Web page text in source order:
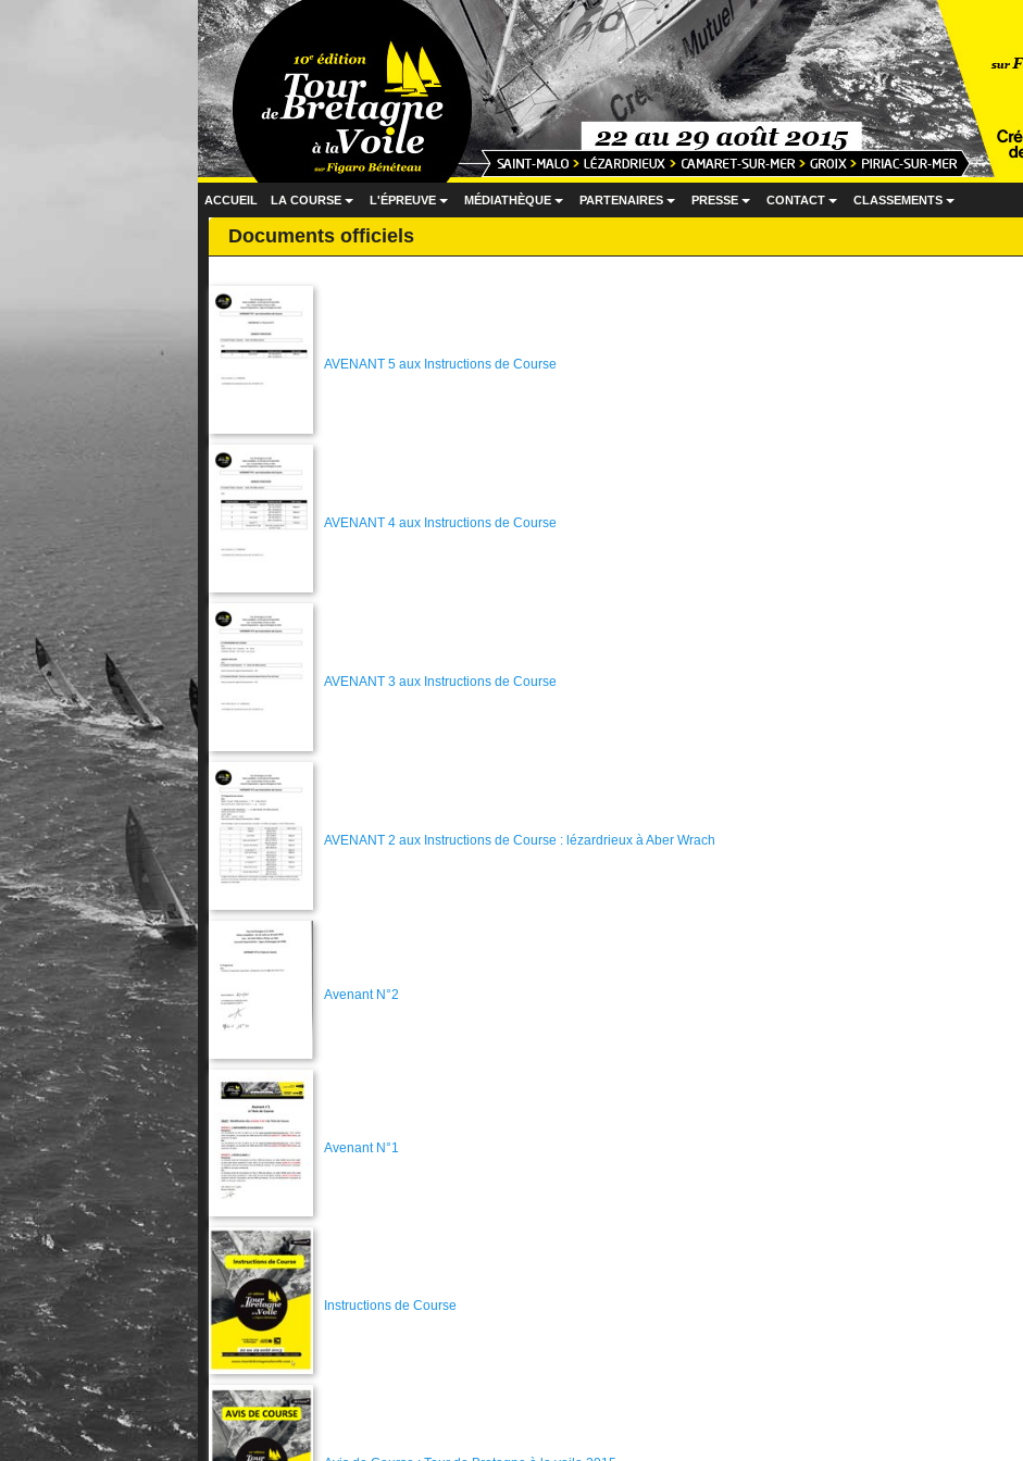
ACCUEIL
LA COURSE
L'ÉPREUVE
MÉDIATHÈQUE
PARTENAIRES
PRESSE
CONTACT
CLASSEMENTS
Documents officiels
AVENANT 5 aux Instructions de Course
AVENANT 4 aux Instructions de Course
AVENANT 3 aux Instructions de Course
AVENANT 2 aux Instructions de Course : lézardrieux à Aber Wrach
Avenant N°2
Avenant N°1
Instructions de Course